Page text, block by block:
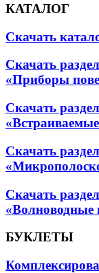
КАТАЛОГ
Скачать
Скачать раздел
«Приборы
Скачать раздел
Скачать раздел
Скачать раздел
«Волноводные
БУКЛЕТЫ